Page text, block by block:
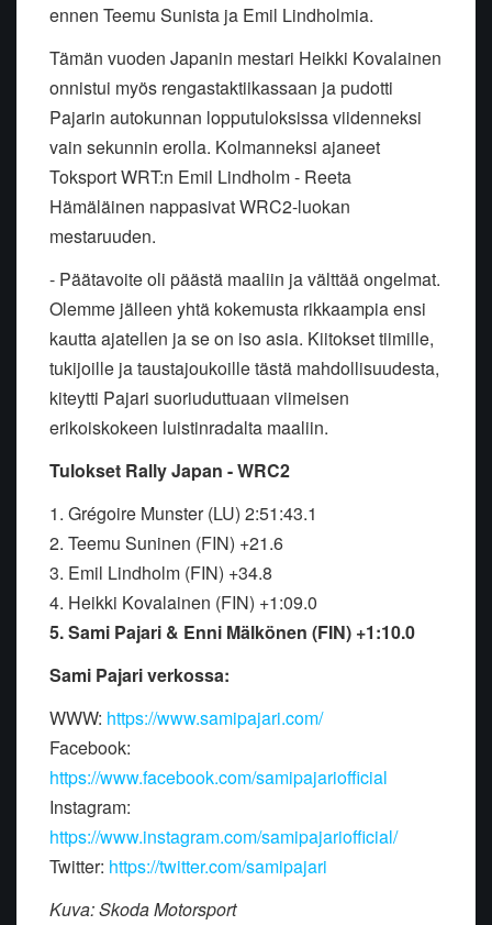
ennen Teemu Sunista ja Emil Lindholmia.
Tämän vuoden Japanin mestari Heikki Kovalainen
onnistui myös rengastaktiikassaan ja pudotti
Pajarin autokunnan lopputuloksissa viidenneksi
vain sekunnin erolla. Kolmanneksi ajaneet
Toksport WRT:n Emil Lindholm - Reeta
Hämäläinen nappasivat WRC2-luokan
mestaruuden.
- Päätavoite oli päästä maaliin ja välttää ongelmat.
Olemme jälleen yhtä kokemusta rikkaampia ensi
kautta ajatellen ja se on iso asia. Kiitokset tiimille,
tukijoille ja taustajoukoille tästä mahdollisuudesta,
kiteytti Pajari suoriuduttuaan viimeisen
erikoiskokeen luistinradalta maaliin.
Tulokset Rally Japan - WRC2
1. Grégoire Munster (LU) 2:51:43.1
2. Teemu Suninen (FIN) +21.6
3. Emil Lindholm (FIN) +34.8
4. Heikki Kovalainen (FIN) +1:09.0
5. Sami Pajari & Enni Mälkönen (FIN) +1:10.0
Sami Pajari verkossa:
WWW: https://www.samipajari.com/
Facebook:
https://www.facebook.com/samipajariofficial
Instagram:
https://www.instagram.com/samipajariofficial/
Twitter: https://twitter.com/samipajari
Kuva: Skoda Motorsport